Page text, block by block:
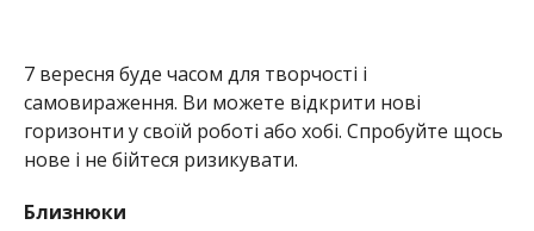
7 вересня буде часом для творчості і
самовираження. Ви можете відкрити нові
горизонти у своїй роботі або хобі. Спробуйте щось
нове і не бійтеся ризикувати.
Близнюки